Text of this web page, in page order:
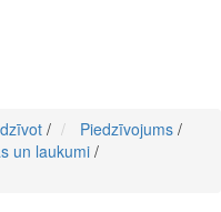
/ Piedzīvojums /
un laukumi/